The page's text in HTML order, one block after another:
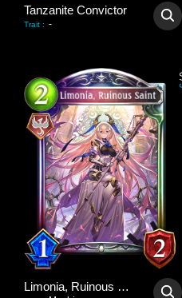
Tanzanite Convictor
Trait : -
Limonia, Ruinous Saint